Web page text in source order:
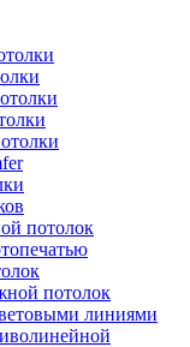
потолок
потолок
линиями